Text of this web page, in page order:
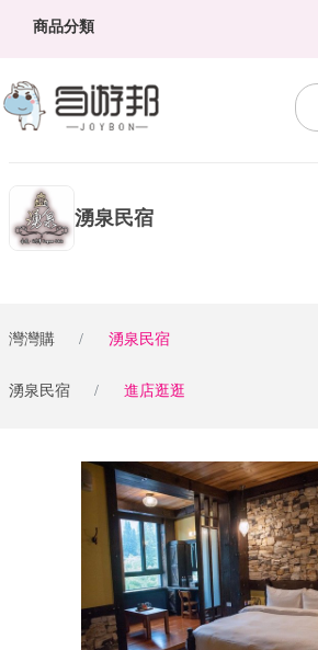
商品分類
湧泉民宿
灣灣購 湧泉民宿
湧泉民宿 進店逛逛